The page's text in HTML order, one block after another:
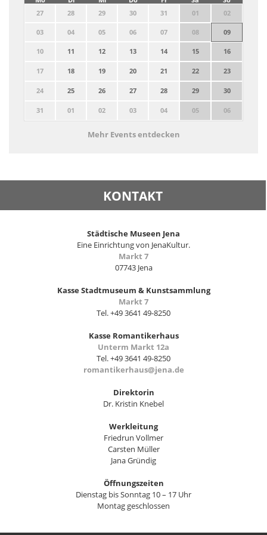
27
28 29 30 31 01 02
03 04 05 06 07 08 09
10 11 12 13 14 15 16
17 18 19 20 21 22 23
24 25 26 27 28 29 30
31 01 02 03 04 05 06
Mehr Events entdecken
KONTAKT
Städtische Museen Jena
Eine Einrichtung von JenaKultur.
Markt 7
07743 Jena
Kasse Stadtmuseum & Kunstsammlung
Markt 7
Tel. +49 3641 49-8250
Kasse Romantikerhaus
Unterm Markt 12a
Tel. +49 3641 49-8250
romantikerhaus@jena.de
Direktorin
Dr. Kristin Knebel
Werkleitung
Friedrun Vollmer
Carsten Müller
Jana Gründig
Öffnungszeiten
Dienstag bis Sonntag 10 – 17 Uhr
Montag geschlossen